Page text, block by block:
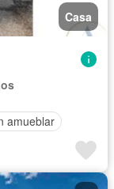
Casa
amueblar